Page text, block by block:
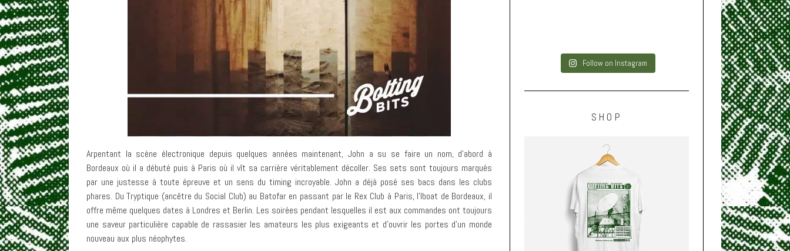
Arpentant la scène électronique depuis quelques années maintenant, John a su se faire un nom, d’abord à
Bordeaux où il a débuté puis à Paris où il vît sa carrière véritablement décoller. Ses sets sont toujours marqués
par une justesse à toute épreuve et un sens du timing incroyable. John a déjà posé ses bacs dans les clubs
phares. Du Tryptique (ancêtre du Social Club) au Batofar en passant par le Rex Club à Paris, l’Iboat de Bordeaux, il
offre même quelques dates à Londres et Berlin. Les soirées pendant lesquelles il est aux commandes ont toujours
une saveur particulière capable de rassasier les amateurs les plus exigeants et d’ouvrir les portes d’un monde
nouveau aux plus néophytes.
Follow on Instagram
SHOP